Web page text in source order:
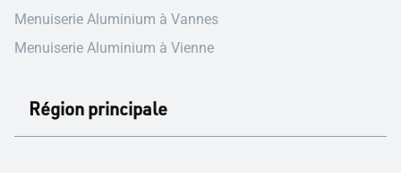
Menuiserie Aluminium à Vannes
Menuiserie Aluminium à Vienne
Région principale